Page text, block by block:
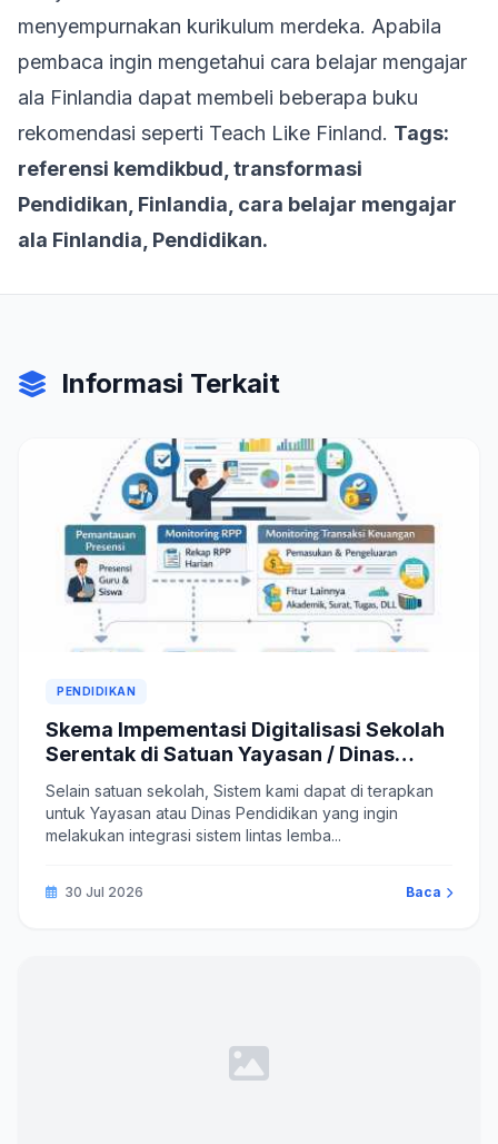
menyempurnakan kurikulum merdeka. Apabila
pembaca ingin mengetahui cara belajar mengajar
ala Finlandia dapat membeli beberapa buku
rekomendasi seperti Teach Like Finland. Tags:
referensi kemdikbud, transformasi
Pendidikan, Finlandia, cara belajar mengajar
ala Finlandia, Pendidikan.
Informasi Terkait
PENDIDIKAN
Skema Impementasi Digitalisasi Sekolah
Serentak di Satuan Yayasan / Dinas
Selain satuan sekolah, Sistem kami dapat di terapkan
untuk Yayasan atau Dinas Pendidikan yang ingin
melakukan integrasi sistem lintas lemba...
30 Jul 2026 Baca